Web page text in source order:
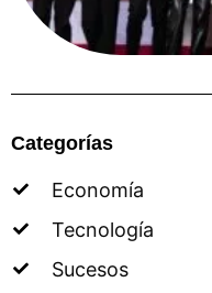
Categorías
Economía
Tecnología
Sucesos